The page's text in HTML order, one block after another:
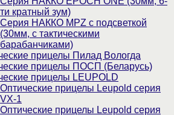
ти кратный зум)
Серия НАККО MPZ с подсветкой
(30мм, c тактическими
барабанчиками)
прицелы Пилад Вологда
прицелы ПОСП (Беларусь)
прицелы LEUPOLD
Оптические прицелы Leupold серия
VX-1
Оптические прицелы Leupold серия